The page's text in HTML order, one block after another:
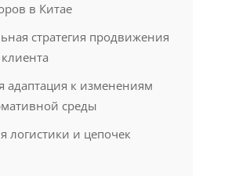
в Китае
стратегия продвижения
адаптация к изменениям
среды
логистики и цепочек